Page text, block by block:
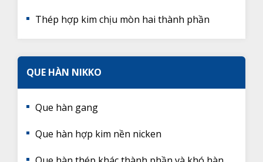
Thép hợp kim chịu mòn hai thành phần
QUE HÀN NIKKO
Que hàn gang
Que hàn hợp kim nền nicken